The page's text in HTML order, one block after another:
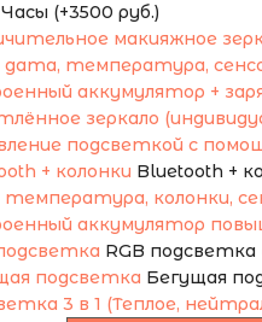
Часы (+3500 руб.)
Bluetooth +
RGB подсветка
Бегущая